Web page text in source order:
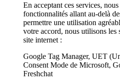
En acceptant ces services,
fonctionnalités allant au-delà
permettre une utilisation
votre accord, nous utilisons les
site internet :
Google Tag Manager, UET
Consent Mode de Microsoft,
Freshchat